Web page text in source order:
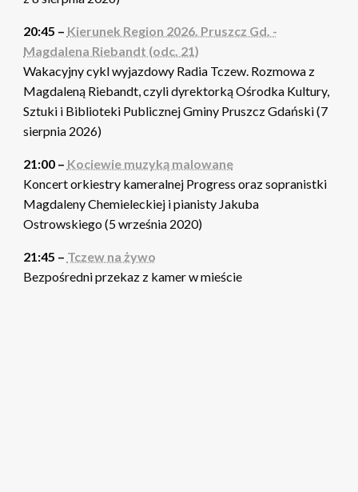
20:45 – Kierunek Region 2026. Pruszcz Gd. -
Magdalena Riebandt (odc. 21)
Wakacyjny cykl wyjazdowy Radia Tczew. Rozmowa z
Magdaleną Riebandt, czyli dyrektorką Ośrodka Kultury,
Sztuki i Biblioteki Publicznej Gminy Pruszcz Gdański (7
sierpnia 2026)
21:00 – Kociewie muzyką malowane
Koncert orkiestry kameralnej Progress oraz sopranistki
Magdaleny Chemieleckiej i pianisty Jakuba
Ostrowskiego (5 września 2020)
21:45 – Tczew na żywo
Bezpośredni przekaz z kamer w mieście